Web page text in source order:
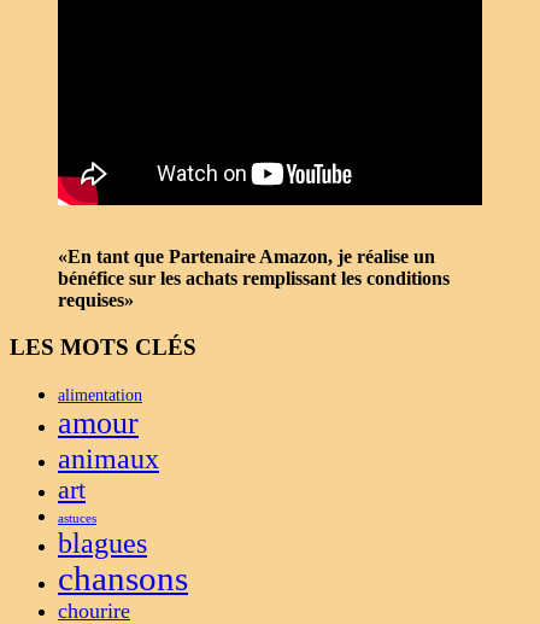
«En tant que Partenaire Amazon, je réalise un
bénéfice sur les achats remplissant les conditions
requises»
LES MOTS CLÉS
alimentation
amour
animaux
art
astuces
blagues
chansons
chourire